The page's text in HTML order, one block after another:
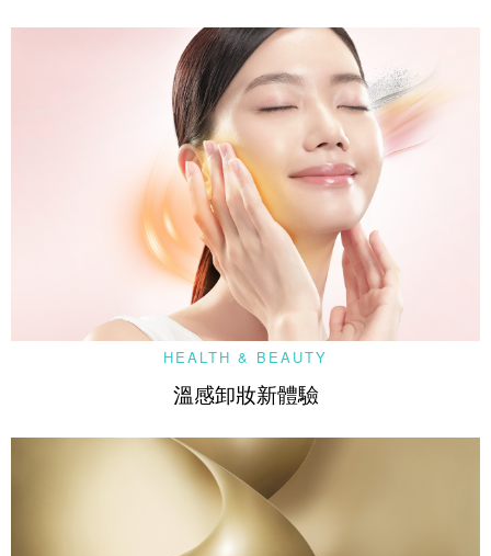
HEALTH & BEAUTY
溫感卸妝新體驗